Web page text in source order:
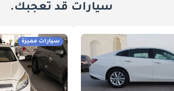
سيارات قد تعجبك.
سيارات مميزة